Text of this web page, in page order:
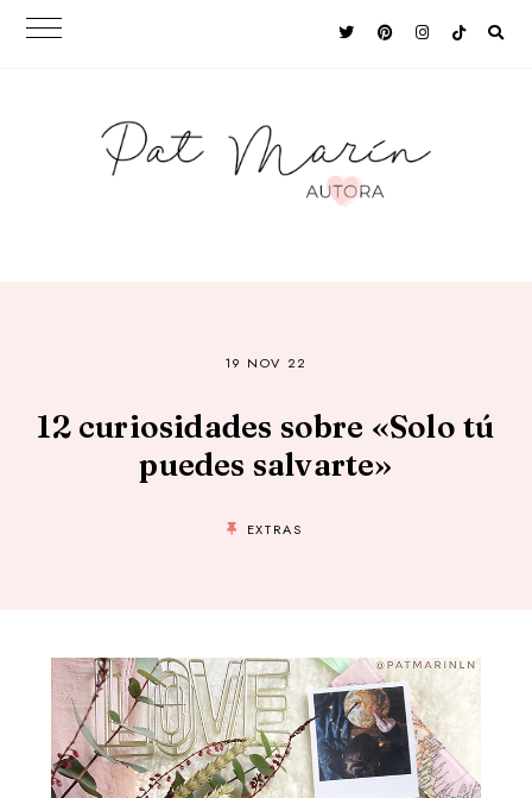
19 NOV 22
12 curiosidades sobre «Solo tú
puedes salvarte»
EXTRAS